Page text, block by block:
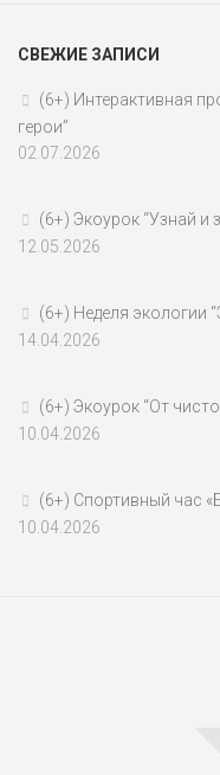
СВЕЖИЕ ЗАПИСИ
(6+) Интерактивная
герои”
02.07.2026
(6+) Экоурок “Узнай и
12.05.2026
(6+) Неделя экологии
14.04.2026
(6+) Экоурок “От
10.04.2026
(6+) Спортивный час
10.04.2026